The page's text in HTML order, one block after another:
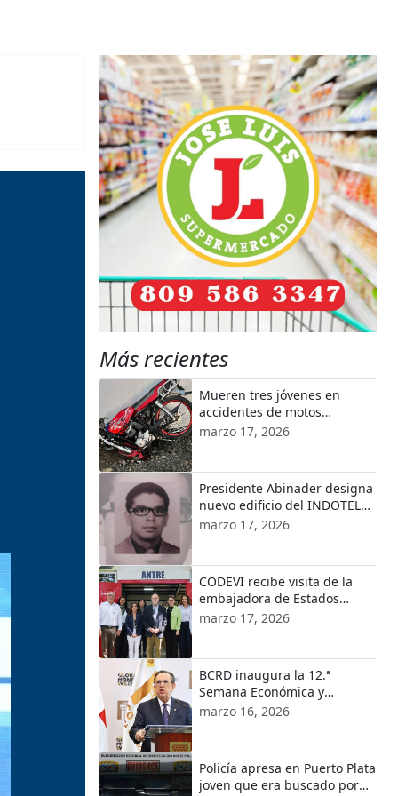
Más recientes
Mueren tres jóvenes en
accidentes de motos
ocurridos en localidades de
marzo 17, 2026
Presidente Abinader designa
nuevo edificio del INDOTEL
con el nombre de Orlando
marzo 17, 2026
CODEVI recibe visita de la
embajadora de Estados
Unidos en República
marzo 17, 2026
BCRD inaugura la 12.ª
Semana Económica y
Financiera 2026
marzo 16, 2026
Policía apresa en Puerto Plata
joven que era buscado por